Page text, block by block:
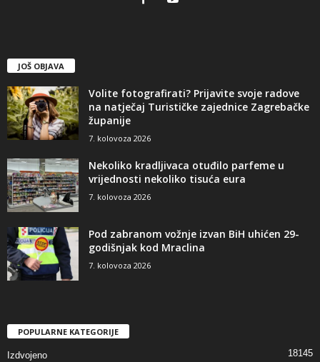
JOŠ OBJAVA
Volite fotografirati? Prijavite svoje radove
na natječaj Turističke zajednice Zagrebačke
županije
7. kolovoza 2026
Nekoliko kradljivaca otuđilo parfeme u
vrijednosti nekoliko tisuća eura
7. kolovoza 2026
Pod zabranom vožnje izvan BiH uhićen 29-
godišnjak kod Mraclina
7. kolovoza 2026
POPULARNE KATEGORIJE
Izdvojeno 18145